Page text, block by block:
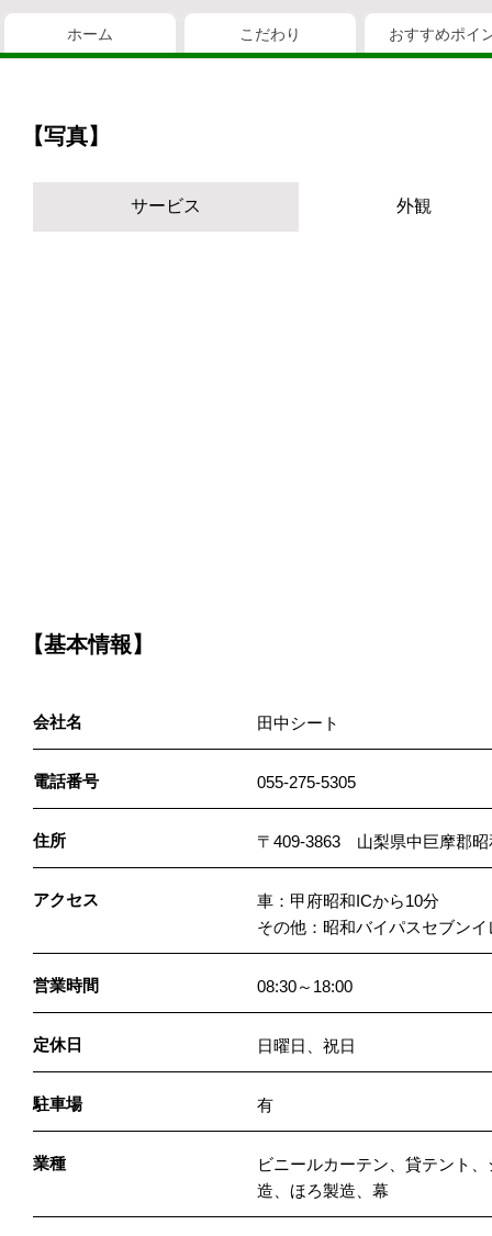
ホーム こだわり おすすめポイ
【写真】
サービス 外観
【基本情報】
会社名 田中シート
電話番号 055-275-5305
住所 〒409-3863 山梨県中巨摩郡昭
アクセス
車：甲府昭和ICから10分
その他：昭和バイパスセブン
営業時間 08:30～18:00
定休日 日曜日、祝日
駐車場 有
業種
ビニールカーテン、貸テント
造、ほろ製造、幕